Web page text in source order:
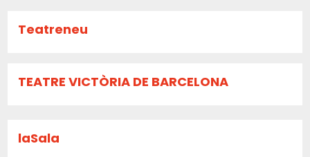
Teatreneu
TEATRE VICTÒRIA DE BARCELONA
laSala